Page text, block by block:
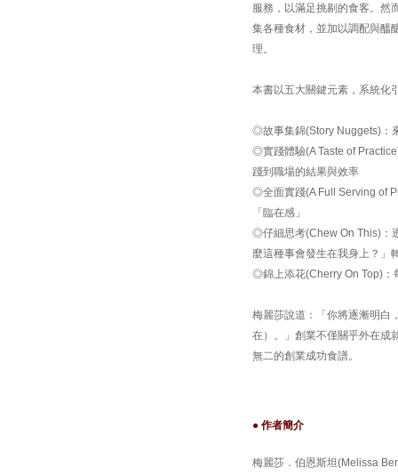
服務，以滿足挑剔的食客。然
集各種食材，並加以調配與醞
理。
本書以五大關鍵元素，系統化
◎故事集錦(Story Nuggets)：
◎實踐體驗(A Taste of
踐到職場的結果與效率
◎全面實踐(A Full Serving of
「臨在感」
◎仔細思考(Chew On This)：
麼這種事會發生在我身上？」
◎錦上添花(Cherry On Top)：
梅麗莎說道：「你將逐漸明白
在）。」創業不僅關乎外在成
無二的創業成功食譜。
● 作者簡介
梅麗莎．伯恩斯坦(Melissa